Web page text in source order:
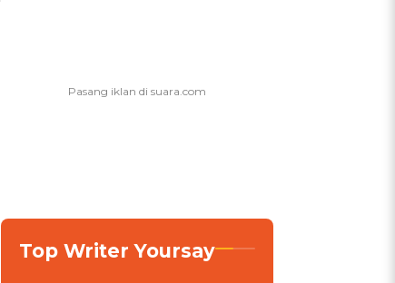
Top Writer Yoursay